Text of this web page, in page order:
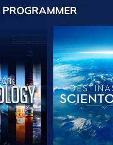
PROGRAMMER